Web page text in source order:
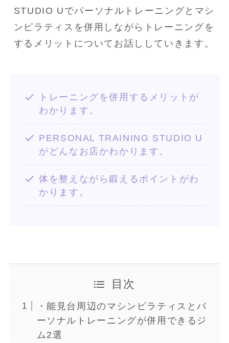
STUDIO Uでパーソナルトレーニングとマシ
ンピラティスを併用しながらトレーニングを
トレーニングを併用するメリットが
わかります。
PERSONAL TRAINING STUDIO U
がどんなお店かわかります。
体を整えながら鍛えるポイントがわ
かります。
目次
・能見台周辺のマシンピラティスとパ
ーソナルトレーニングが併用できるジ
ム2選